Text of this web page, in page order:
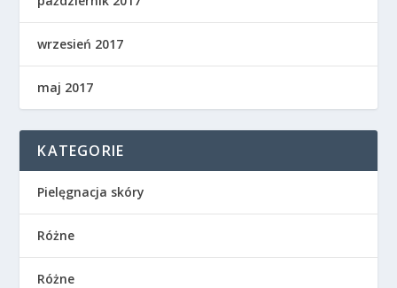
wrzesień 2017
maj 2017
KATEGORIE
Pielęgnacja skóry
Różne
Różne